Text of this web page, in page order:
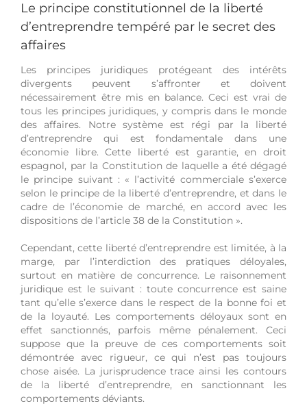
Le principe constitutionnel de la liberté
d’entreprendre tempéré par le secret des
affaires
Les principes juridiques protégeant des intérêts
divergents peuvent s’affronter et doivent
nécessairement être mis en balance. Ceci est vrai de
tous les principes juridiques, y compris dans le monde
des affaires. Notre système est régi par la liberté
d’entreprendre qui est fondamentale dans une
économie libre. Cette liberté est garantie, en droit
espagnol, par la Constitution de laquelle a été dégagé
le principe suivant : « l’activité commerciale s’exerce
selon le principe de la liberté d’entreprendre, et dans le
cadre de l’économie de marché, en accord avec les
dispositions de l’article 38 de la Constitution ».
Cependant, cette liberté d’entreprendre est limitée, à la
marge, par l’interdiction des pratiques déloyales,
surtout en matière de concurrence. Le raisonnement
juridique est le suivant : toute concurrence est saine
tant qu’elle s’exerce dans le respect de la bonne foi et
de la loyauté. Les comportements déloyaux sont en
effet sanctionnés, parfois même pénalement. Ceci
suppose que la preuve de ces comportements soit
démontrée avec rigueur, ce qui n’est pas toujours
chose aisée. La jurisprudence trace ainsi les contours
de la liberté d’entreprendre, en sanctionnant les
comportements déviants.